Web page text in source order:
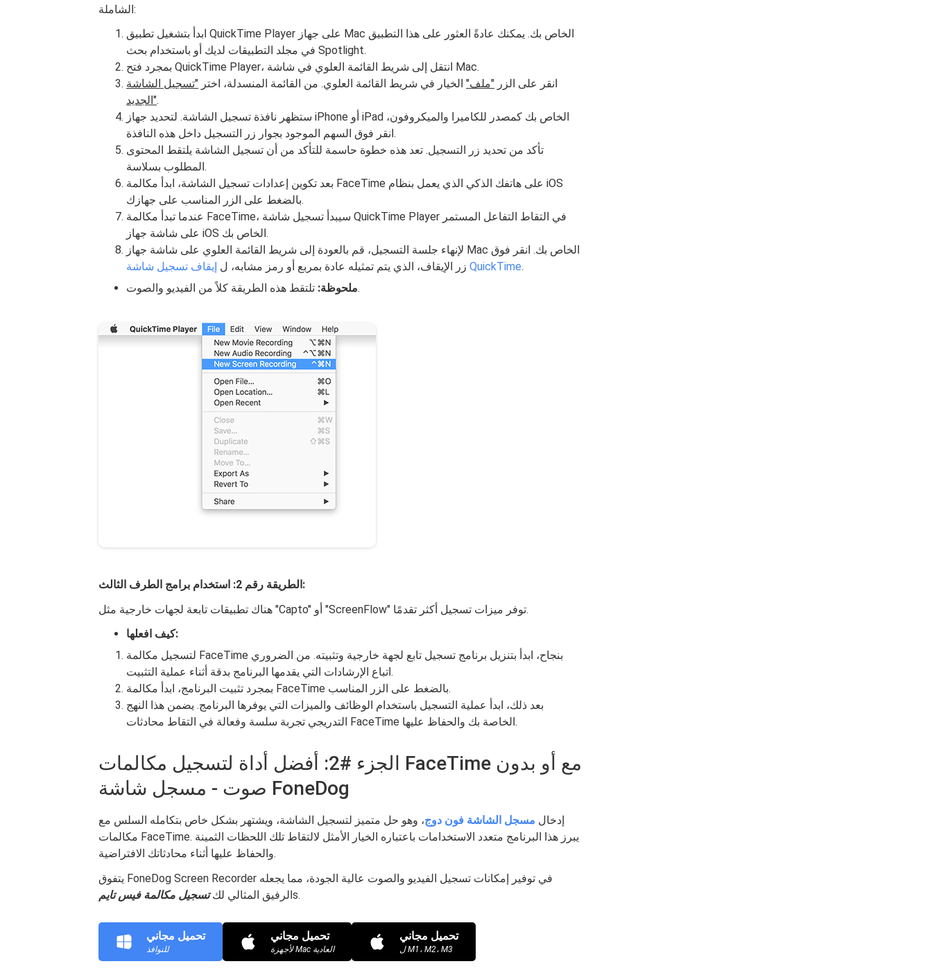
الشاملة:
ابدأ بتشغيل تطبيق QuickTime Player على جهاز Mac الخاص بك. يمكنك عادةً العثور على هذا التطبيق
في مجلد التطبيقات لديك أو باستخدام بحث Spotlight.
بمجرد فتح QuickTime Player، انتقل إلى شريط القائمة العلوي في شاشة Mac.
انقر على الزر "ملف" الخيار في شريط القائمة العلوي. من القائمة المنسدلة، اختر "تسجيل الشاشة
الجديد".
ستظهر نافذة تسجيل الشاشة. لتحديد جهاز iPhone أو iPad الخاص بك كمصدر للكاميرا والميكروفون،
انقر فوق السهم الموجود بجوار زر التسجيل داخل هذه النافذة.
تأكد من تحديد زر التسجيل. تعد هذه خطوة حاسمة للتأكد من أن تسجيل الشاشة يلتقط المحتوى
المطلوب بسلاسة.
بعد تكوين إعدادات تسجيل الشاشة، ابدأ مكالمة FaceTime على هاتفك الذكي الذي يعمل بنظام iOS
بالضغط على الزر المناسب على جهازك.
عندما تبدأ مكالمة FaceTime، سيبدأ تسجيل شاشة QuickTime Player في التقاط التفاعل المستمر
على شاشة جهاز iOS الخاص بك.
لإنهاء جلسة التسجيل، قم بالعودة إلى شريط القائمة العلوي على شاشة جهاز Mac الخاص بك. انقر فوق
زر الإيقاف، الذي يتم تمثيله عادة بمربع أو رمز مشابه، ل إيقاف تسجيل شاشة QuickTime.
ملحوظة:تلتقط هذه الطريقة كلاً من الفيديو والصوت.
الطريقة رقم 2: استخدام برامج الطرف الثالث:
هناك تطبيقات تابعة لجهات خارجية مثل "Capto" أو "ScreenFlow" توفر ميزات تسجيل أكثر تقدمًا.
كيف افعلها:
لتسجيل مكالمة FaceTime بنجاح، ابدأ بتنزيل برنامج تسجيل تابع لجهة خارجية وتثبيته. من الضروري
اتباع الإرشادات التي يقدمها البرنامج بدقة أثناء عملية التثبيت.
بمجرد تثبيت البرنامج، ابدأ مكالمة FaceTime بالضغط على الزر المناسب.
بعد ذلك، ابدأ عملية التسجيل باستخدام الوظائف والميزات التي يوفرها البرنامج. يضمن هذا النهج
التدريجي تجربة سلسة وفعالة في التقاط محادثات FaceTime الخاصة بك والحفاظ عليها.
الجزء #2: أفضل أداة لتسجيل مكالمات FaceTime مع أو بدون
صوت - مسجل شاشة FoneDog
إدخال مسجل الشاشة فون دوج، وهو حل متميز لتسجيل الشاشة، ويشتهر بشكل خاص بتكامله السلس مع
مكالمات FaceTime. يبرز هذا البرنامج متعدد الاستخدامات باعتباره الخيار الأمثل لالتقاط تلك اللحظات الثمينة
والحفاظ عليها أثناء محادثاتك الافتراضية.
يتفوق FoneDog Screen Recorder في توفير إمكانات تسجيل الفيديو والصوت عالية الجودة، مما يجعله
الرفيق المثالي لكتسجيل مكالمة فيس تايم s.
تحميل مجاني
للنوافذ
تحميل مجاني
لأجهزة Mac العادية
تحميل مجاني
ل M1، M2، M3